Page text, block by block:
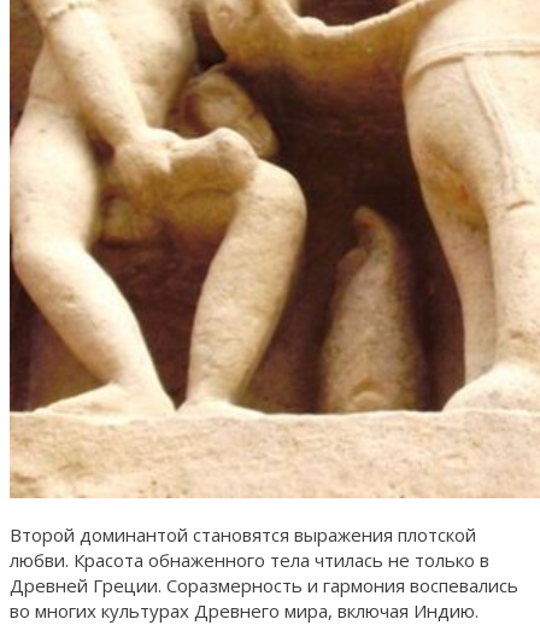
Второй доминантой становятся выражения плотской
любви. Красота обнаженного тела чтилась не только в
Древней Греции. Соразмерность и гармония воспевались
во многих культурах Древнего мира, включая Индию.